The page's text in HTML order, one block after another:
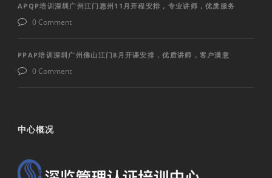
APQP培训深圳广州江门惠州11月开程安排，专业讲师，优质服务
0 Comment
PPAP培训深圳广州佛山江门8月开课安排，优质讲师，客户满意
0 Comment
中心概况